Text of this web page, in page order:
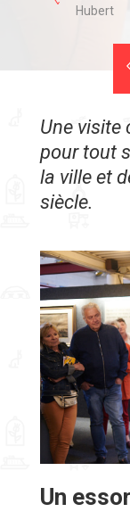
Hubert
Une visite
pour tout
la ville et
siècle.
Un